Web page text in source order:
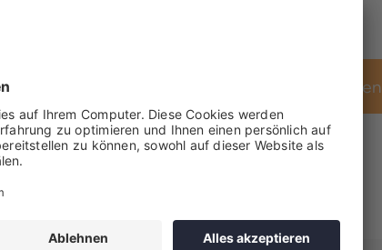
Jetzt für AI Bootcamp anmelden